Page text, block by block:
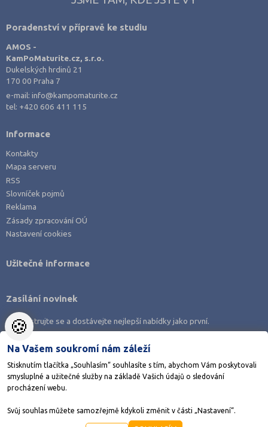
Poradenství v přípravě ke studiu
AMOS -
KamPoMaturite.cz, s.r.o.
Dukelských hrdinů 21
170 00 Praha 7
e-mail:info@kampomaturite.cz
tel: +420 606 411 115
Informace
Kontakty
Mapa serveru
RSS
Slovníček pojmů
Reklama
Zásady zpracování OÚ
Nastavení cookies
Stáhněte si aplikaci Adresář škol
Užitečné informace
Zasílání novinek
Zaregistrujte se a dostávejte nejlepší nabídky jako první.
AMOS KamPoMaturite.cz, s.r.o., stránky vytvořilo
🍪
Na Vašem soukromí nám záleží
Stisknutím tlačítka „Souhlasím“ souhlasíte s tím, abychom Vám poskytovali
smysluplné a užitečné služby na základě Vašich údajů o sledování
procházení webu.
Svůj souhlas můžete samozřejmě kdykoli změnit v části „Nastavení“.